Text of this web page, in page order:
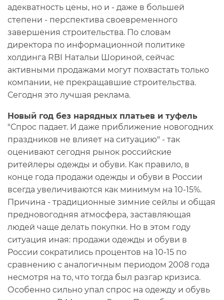
адекватность цены, но и - даже в большей
степени - перспектива своевременного
завершения строительства. По словам
директора по информационной политике
холдинга RBI Натальи Шориной, сейчас
активными продажами могут похвастать только
компании, не прекращавшие строительства.
Сегодня это лучшая реклама.
Новый год без нарядных платьев и туфель
"Спрос падает. И даже приближение новогодних
праздников не влияет на ситуацию" - так
оценивают сегодня рынок российские
ритейлеры одежды и обуви. Как правило, в
конце года продажи одежды и обуви в России
всегда увеличиваются как минимум на 10-15%.
Причина - традиционные зимние сейлы и общая
предновогодняя атмосфера, заставляющая
людей чаще делать покупки. Но в этом году
ситуация иная: продажи одежды и обуви в
России сократились процентов на 10-15 по
сравнению с аналогичным периодом 2008 года
несмотря на то, что тогда был разгар кризиса.
Особенно сильно упал спрос на одежду и обувь